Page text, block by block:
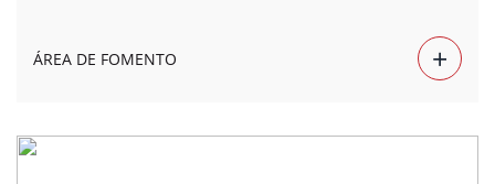
ÁREA DE FOMENTO +